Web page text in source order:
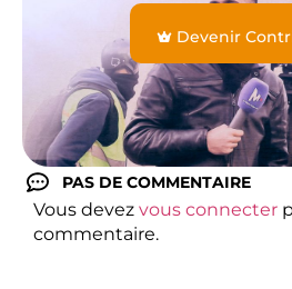
Devenir
PAS DE COMMENTAIRE
Vous devez vous connecter
commentaire.